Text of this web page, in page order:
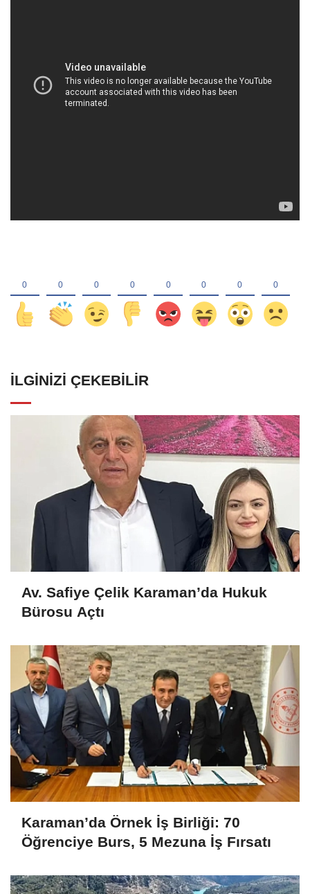
İLGINIZI ÇEKEBILIR
Av. Safiye Çelik Karaman’da Hukuk
Bürosu Açtı
Karaman’da Örnek İş Birliği: 70
Öğrenciye Burs, 5 Mezuna İş Fırsatı